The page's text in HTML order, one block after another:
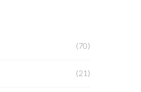
(70)
(21)